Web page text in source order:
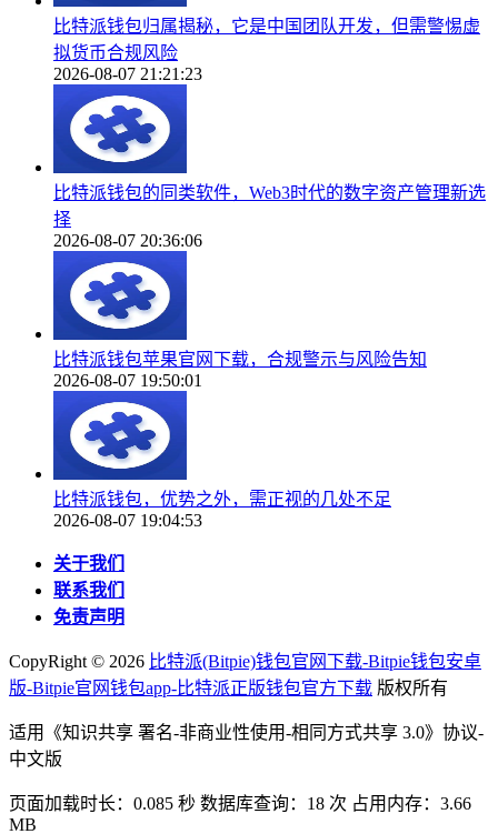
比特派钱包归属揭秘，它是中国团队开发，但需警惕虚
拟货币合规风险
2026-08-07 21:21:23
比特派钱包的同类软件，Web3时代的数字资产管理新选
择
2026-08-07 20:36:06
比特派钱包苹果官网下载，合规警示与风险告知
2026-08-07 19:50:01
比特派钱包，优势之外，需正视的几处不足
2026-08-07 19:04:53
关于我们
联系我们
免责声明
CopyRight © 2026 比特派(Bitpie)钱包官网下载-Bitpie钱包安卓
版-Bitpie官网钱包app-比特派正版钱包官方下载 版权所有
适用《知识共享 署名-非商业性使用-相同方式共享 3.0》协议-
中文版
页面加载时长：0.085 秒 数据库查询：18 次 占用内存：3.66
MB